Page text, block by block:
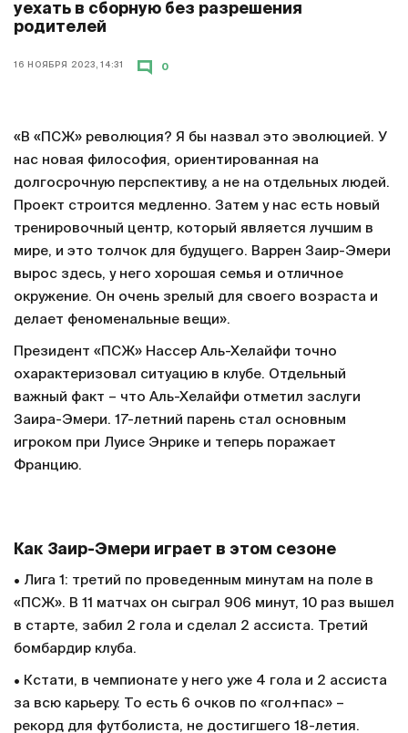
уехать в сборную без разрешения
родителей
16 НОЯБРЯ 2023, 14:31 0
«В «ПСЖ» революция? Я бы назвал это эволюцией. У
нас новая философия, ориентированная на
долгосрочную перспективу, а не на отдельных людей.
Проект строится медленно. Затем у нас есть новый
тренировочный центр, который является лучшим в
мире, и это толчок для будущего. Варрен Заир-Эмери
вырос здесь, у него хорошая семья и отличное
окружение. Он очень зрелый для своего возраста и
делает феноменальные вещи».
Президент «ПСЖ» Нассер Аль-Хелайфи точно
охарактеризовал ситуацию в клубе. Отдельный
важный факт – что Аль-Хелайфи отметил заслуги
Заира-Эмери. 17-летний парень стал основным
игроком при Луисе Энрике и теперь поражает
Францию.
Как Заир-Эмери играет в этом сезоне
• Лига 1: третий по проведенным минутам на поле в
«ПСЖ». В 11 матчах он сыграл 906 минут, 10 раз вышел
в старте, забил 2 гола и сделал 2 ассиста. Третий
бомбардир клуба.
• Кстати, в чемпионате у него уже 4 гола и 2 ассиста
за всю карьеру. То есть 6 очков по «гол+пас» –
рекорд для футболиста, не достигшего 18-летия.